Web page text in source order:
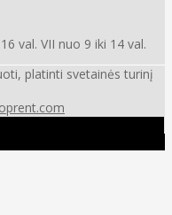
val. VII nuo 9 iki 14 val.
platinti svetainės turinį